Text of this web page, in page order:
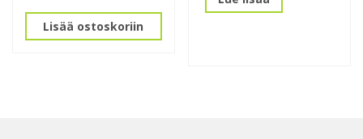
Lisää ostoskoriin